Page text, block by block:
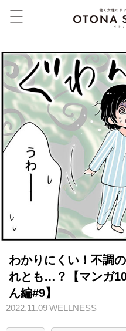
わかりにくい！不調
れとも…？【マンガ
ん編#9】
2022.11.09WELLNESS